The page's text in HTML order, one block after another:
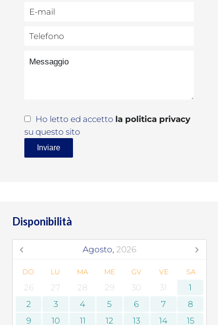
Ho letto ed accetto la politica privacy
su questo sito
Inviare
Disponibilità
Agosto, 2026
DO LU MA ME GV VE SA
26 27 28 29 30 31
1
2
3 4 5 6 7
8
9
10 11 12 13 14
15